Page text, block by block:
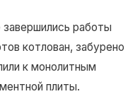
работы
котлован, забурено
к монолитным
плиты.